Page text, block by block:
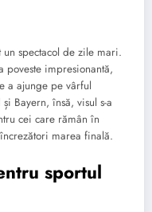
spectacol de zile mari.
poveste impresionantă,
a ajunge pe vârful
Bayern, însă, visul s-a
cei care rămân în
marea finală.
sportul